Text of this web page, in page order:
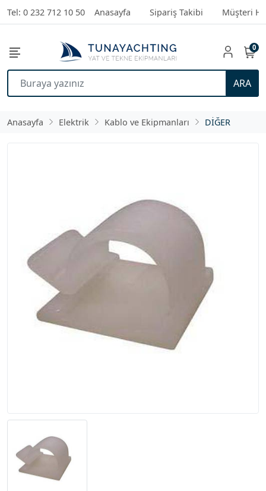
Tel: 0 232 712 10 50 Anasayfa Sipariş Takibi Müşteri
ARA
0
Anasayfa Elektrik Kablo ve Ekipmanları DİĞER